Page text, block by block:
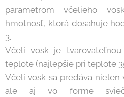
parametrom včelieho
hmotnosť, ktorá dosahuje
3.
Včelí vosk je
teplote (najlepšie pri teplote
Včelí vosk sa predáva
ale aj vo forme